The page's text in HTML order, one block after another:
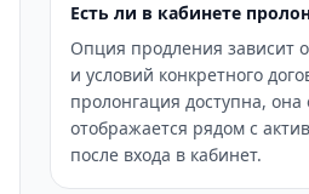
Есть ли в кабинете
Опция продления зависит
и условий конкретного
пролонгация доступна,
отображается рядом с
после входа в кабинет.